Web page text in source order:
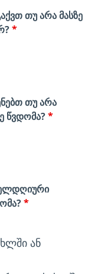
თუ არა მასზე
*
თუ არა
წვდომა?*
*
ან